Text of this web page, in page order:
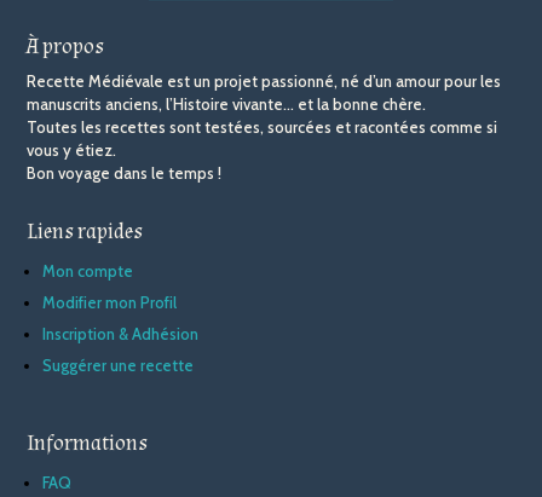
À propos
Recette Médiévale est un projet passionné, né d’un amour pour les
manuscrits anciens, l’Histoire vivante… et la bonne chère.
Toutes les recettes sont testées, sourcées et racontées comme si
vous y étiez.
Bon voyage dans le temps !
Liens rapides
Mon compte
Modifier mon Profil
Inscription & Adhésion
Suggérer une recette
Informations
FAQ